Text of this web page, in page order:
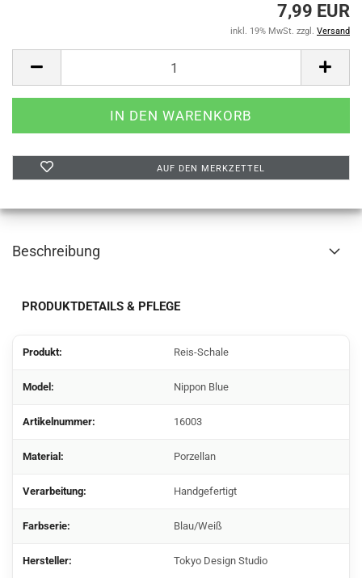
7,99 EUR
inkl. 19% MwSt. zzgl. Versand
AUF DEN MERKZETTEL
Beschreibung
PRODUKTDETAILS & PFLEGE
Produkt: Reis-Schale
Model: Nippon Blue
Artikelnummer: 16003
Material: Porzellan
Verarbeitung: Handgefertigt
Farbserie: Blau/Weiß
Hersteller: Tokyo Design Studio